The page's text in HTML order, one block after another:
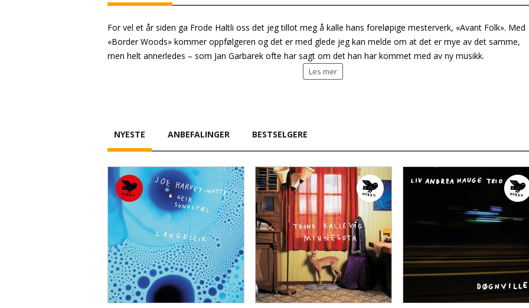
For vel et år siden ga Frode Haltli oss det jeg tillot meg å kalle hans foreløpige mesterverk, «Avant Folk». Med
«Border Woods» kommer oppfølgeren og det er med glede jeg kan melde om at det er mye av det samme,
men helt annerledes – som Jan Garbarek ofte har sagt om det han har kommet med av ny musikk.
Les mer
NYESTE ANBEFALINGER BESTSELGERE